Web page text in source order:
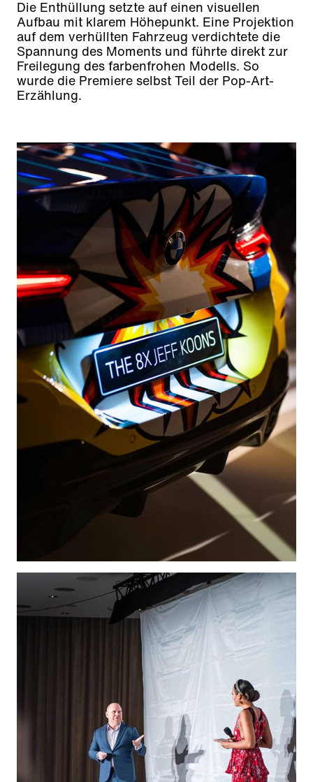
Die Enthüllung setzte auf einen visuellen
Aufbau mit klarem Höhepunkt. Eine Projektion
auf dem verhüllten Fahrzeug verdichtete die
Spannung des Moments und führte direkt zur
Freilegung des farbenfrohen Modells. So
wurde die Premiere selbst Teil der Pop-Art-
Erzählung.